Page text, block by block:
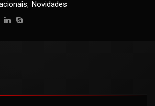
, Novidades